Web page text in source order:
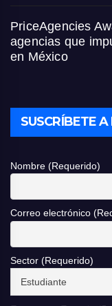
PriceAgencies
agencias que
en México
SUSCRÍBETE
Nombre (Requerido)
Correo electrónico
Sector (Requerido)